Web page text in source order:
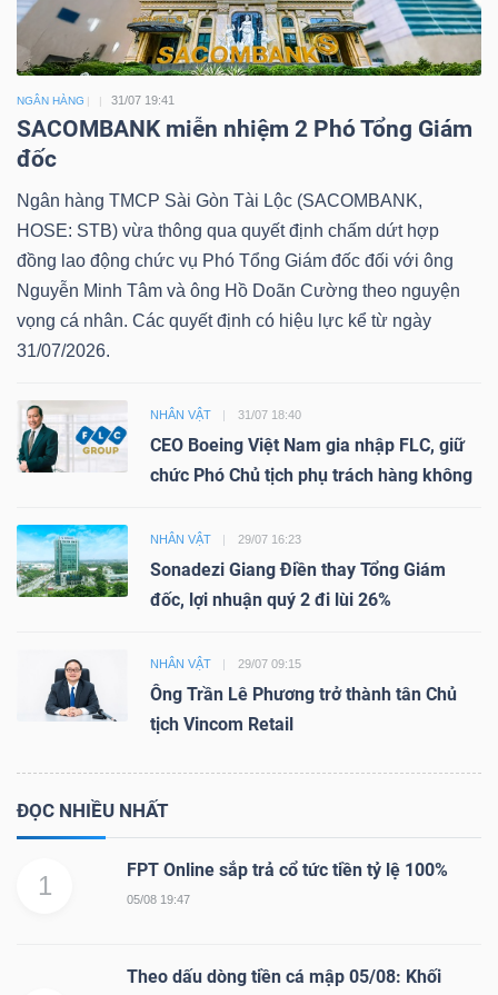
NGÂN HÀNG 31/07 19:41
SACOMBANK miễn nhiệm 2 Phó Tổng Giám
đốc
Ngân hàng TMCP Sài Gòn Tài Lộc (SACOMBANK,
HOSE: STB) vừa thông qua quyết định chấm dứt hợp
đồng lao động chức vụ Phó Tổng Giám đốc đối với ông
Nguyễn Minh Tâm và ông Hồ Doãn Cường theo nguyện
vọng cá nhân. Các quyết định có hiệu lực kể từ ngày
31/07/2026.
NHÂN VẬT 31/07 18:40
CEO Boeing Việt Nam gia nhập FLC, giữ
chức Phó Chủ tịch phụ trách hàng không
NHÂN VẬT 29/07 16:23
Sonadezi Giang Điền thay Tổng Giám
đốc, lợi nhuận quý 2 đi lùi 26%
NHÂN VẬT 29/07 09:15
Ông Trần Lê Phương trở thành tân Chủ
tịch Vincom Retail
ĐỌC NHIỀU NHẤT
1
FPT Online sắp trả cổ tức tiền tỷ lệ 100%
05/08 19:47
Theo dấu dòng tiền cá mập 05/08: Khối